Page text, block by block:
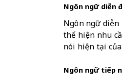
Ngôn ngữ diễn
Ngôn ngữ diễn
thể hiện nhu
nói hiện tại
Ngôn ngữ tiếp